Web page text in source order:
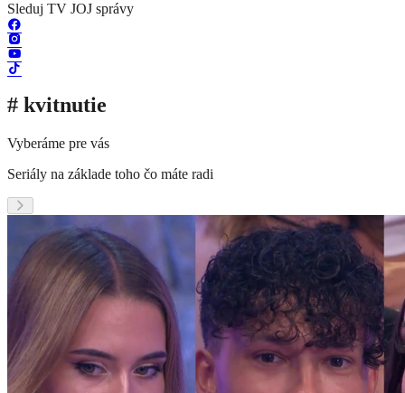
Sleduj TV JOJ správy
# kvitnutie
Vyberáme pre vás
Seriály na základe toho čo máte radi